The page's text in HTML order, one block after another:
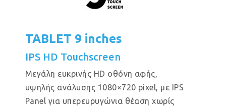
TABLET 9 inches
IPS HD Touchscreen
Μεγάλη ευκρινής HD οθόνη αφής,
υψηλής ανάλυσης 1080×720 pixel, με IPS
Panel για υπερευρυγώνια θέαση χωρίς